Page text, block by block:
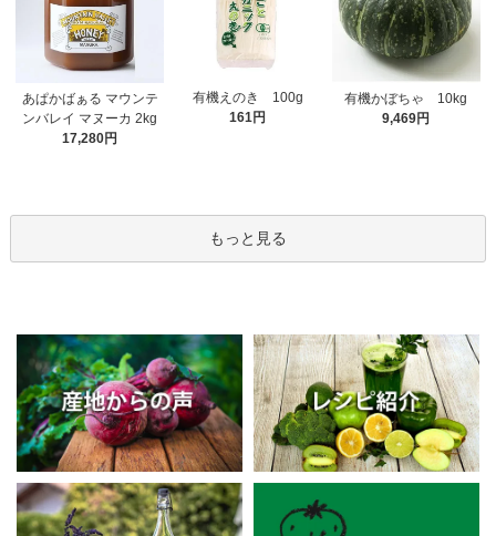
あぱかばぁる マウンテ
ンバレイ マヌーカ 2kg
17,280円
有機えのき 100g
161円
有機かぼちゃ 10kg
9,469円
もっと見る